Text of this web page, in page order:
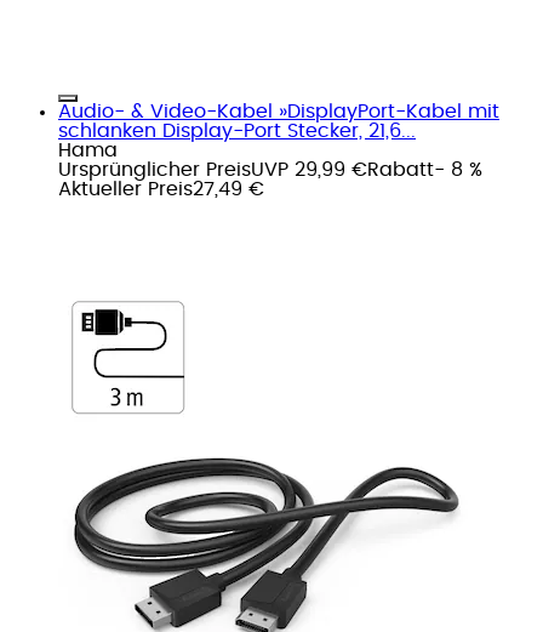
Audio- & Video-Kabel »DisplayPort-Kabel mit
schlanken Display-Port Stecker, 21,6...
Hama
Ursprünglicher PreisUVP 29,99 €Rabatt- 8 %
Aktueller Preis27,49 €